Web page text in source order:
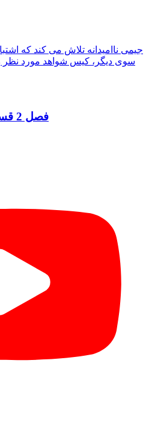
جیمی ناامیدانه تلاش می کند که
سوی دیگر، کیس شواهد مورد نظر
فصل 2 قسمت 6 سریال یلو استون